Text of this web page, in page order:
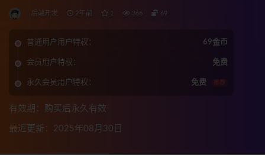
后端开发 2年前 1 366 69
普通用户用户特权： 69金币
会员用户特权： 免费
永久会员用户特权： 免费 推荐
有效期：购买后永久有效
最近更新：2025年08月30日